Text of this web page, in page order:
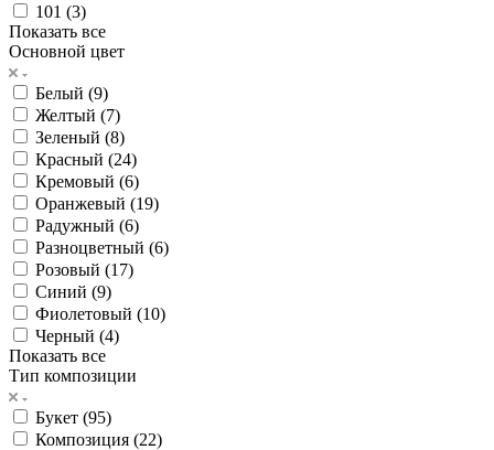
101 (3)
Показать все
Основной цвет
Белый (9)
Желтый (7)
Зеленый (8)
Красный (24)
Кремовый (6)
Оранжевый (19)
Радужный (6)
Разноцветный (6)
Розовый (17)
Синий (9)
Фиолетовый (10)
Черный (4)
Показать все
Тип композиции
Букет (95)
Композиция (22)